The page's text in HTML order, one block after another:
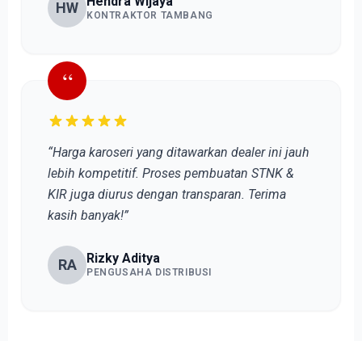
HW KONTRAKTOR TAMBANG
“
“Harga karoseri yang ditawarkan dealer ini jauh
lebih kompetitif. Proses pembuatan STNK &
KIR juga diurus dengan transparan. Terima
kasih banyak!”
RA Rizky Aditya
PENGUSAHA DISTRIBUSI